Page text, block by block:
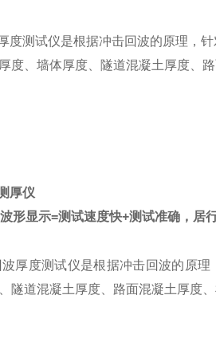
度测试仪是根据冲击回波的原理，
度、墙体厚度、隧道混凝土厚度、
厚仪
形显示=测试速度快+测试准确，居
厚度测试仪是根据冲击回波的原
隧道混凝土厚度、路面混凝土厚度